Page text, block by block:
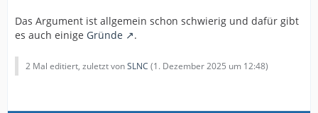
Das Argument ist allgemein schon schwierig und dafür gibt
es auch einige Gründe .
2 Mal editiert, zuletzt vonSLNC (1. Dezember 2025 um 12:48)